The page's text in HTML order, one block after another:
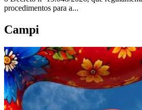
procedimentos para a...
Campi